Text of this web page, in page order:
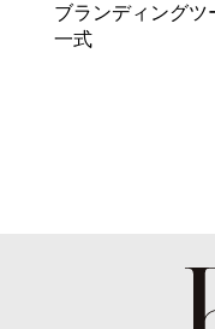
ブランディングツ
一式